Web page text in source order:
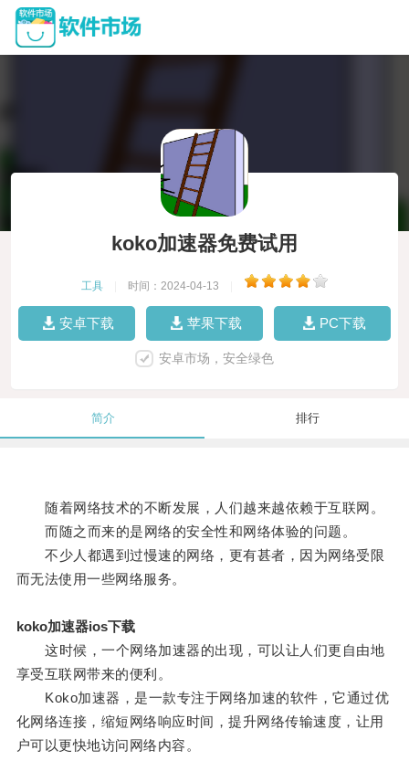
koko加速器免费试用
工具 时间：2024-04-13
安卓下载 苹果下载 PC下载
安卓市场，安全绿色
简介 排行
随着网络技术的不断发展，人们越来越依赖于互联网。
而随之而来的是网络的安全性和网络体验的问题。
不少人都遇到过慢速的网络，更有甚者，因为网络受限
而无法使用一些网络服务。
koko加速器ios下载
这时候，一个网络加速器的出现，可以让人们更自由地
享受互联网带来的便利。
Koko加速器，是一款专注于网络加速的软件，它通过优
化网络连接，缩短网络响应时间，提升网络传输速度，让用
户可以更快地访问网络内容。